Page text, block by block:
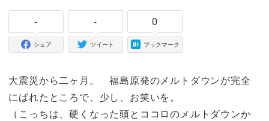
-
シェア
-
ツイート
0
ブックマーク
大震災から二ヶ月。 福島原発のメルトダウンが完全
にばれたところで、少し、お笑いを。
（こっちは、硬くなった頭とココロのメルトダウンか